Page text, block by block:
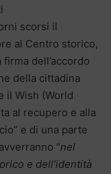
scorsi il
al Centro storico,
firma dell’accordo
della cittadina
il Wish (World
al recupero e alla
e di una parte
“nel
e dell’identità